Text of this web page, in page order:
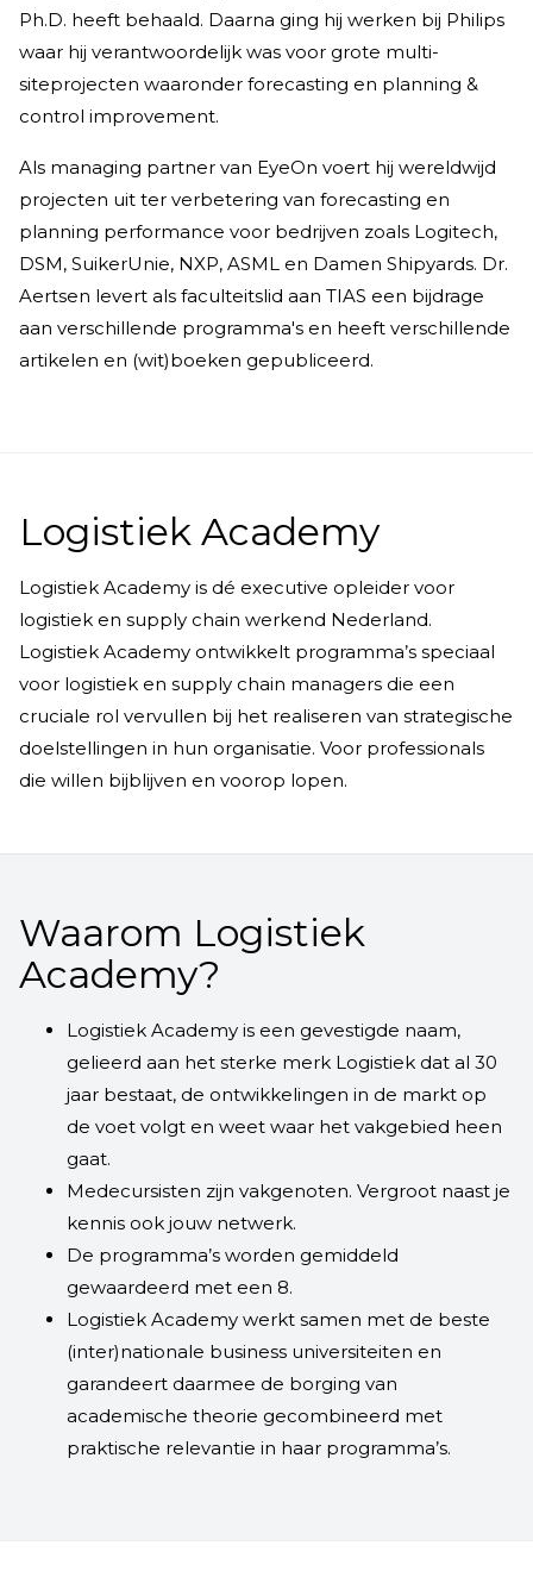
Ph.D. heeft behaald. Daarna ging hij werken bij Philips
waar hij verantwoordelijk was voor grote multi-
siteprojecten waaronder forecasting en planning &
control improvement.
Als managing partner van EyeOn voert hij wereldwijd
projecten uit ter verbetering van forecasting en
planning performance voor bedrijven zoals Logitech,
DSM, SuikerUnie, NXP, ASML en Damen Shipyards. Dr.
Aertsen levert als faculteitslid aan TIAS een bijdrage
aan verschillende programma's en heeft verschillende
artikelen en (wit)boeken gepubliceerd.
Logistiek Academy
Logistiek Academy is dé executive opleider voor
logistiek en supply chain werkend Nederland.
Logistiek Academy ontwikkelt programma’s speciaal
voor logistiek en supply chain managers die een
cruciale rol vervullen bij het realiseren van strategische
doelstellingen in hun organisatie. Voor professionals
die willen bijblijven en voorop lopen.
Waarom Logistiek
Academy?
Logistiek Academy is een gevestigde naam,
gelieerd aan het sterke merk Logistiek dat al 30
jaar bestaat, de ontwikkelingen in de markt op
de voet volgt en weet waar het vakgebied heen
gaat.
Medecursisten zijn vakgenoten. Vergroot naast je
kennis ook jouw netwerk.
De programma’s worden gemiddeld
gewaardeerd met een 8.
Logistiek Academy werkt samen met de beste
(inter)nationale business universiteiten en
garandeert daarmee de borging van
academische theorie gecombineerd met
praktische relevantie in haar programma’s.